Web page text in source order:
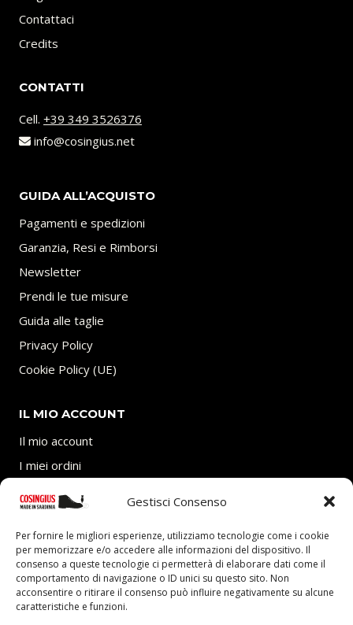
Gestisci Consenso
Per fornire le migliori esperienze, utilizziamo tecnologie come i cookie
per memorizzare e/o accedere alle informazioni del dispositivo. Il
consenso a queste tecnologie ci permetterà di elaborare dati come il
comportamento di navigazione o ID unici su questo sito. Non
acconsentire o ritirare il consenso può influire negativamente su alcune
caratteristiche e funzioni.
Contattaci
Credits
CONTATTI
Cell. +39 349 3526376
info@cosingius.net
GUIDA ALL’ACQUISTO
Pagamenti e spedizioni
Garanzia, Resi e Rimborsi
Newsletter
Prendi le tue misure
Guida alle taglie
Privacy Policy
Cookie Policy (UE)
IL MIO ACCOUNT
Il mio account
I miei ordini